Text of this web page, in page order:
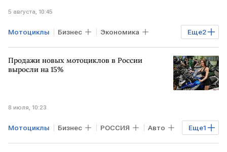
5 августа, 10:45
Еще2
Мотоциклы Бизнес Экономика
РОССИЯ Авто
Продажи новых мотоциклов в России
выросли на 15%
8 июля, 10:23
Еще1
Мотоциклы Бизнес РОССИЯ Авто
Автостат